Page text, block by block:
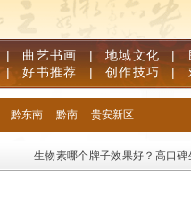
| 曲艺书画 | 地域文化 |
| 好书推荐 | 创作技巧 |
黔东南 黔南 贵安新区
生物素哪个牌子效果好？高口碑